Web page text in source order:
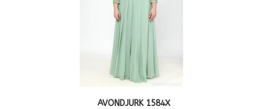
AVONDJURK 1584X